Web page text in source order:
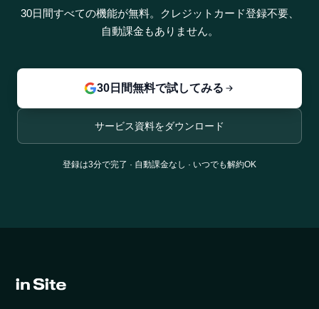
30日間すべての機能が無料。クレジットカード登録不要、
自動課金もありません。
30日間無料で試してみる
サービス資料をダウンロード
登録は3分で完了 · 自動課金なし · いつでも解約OK